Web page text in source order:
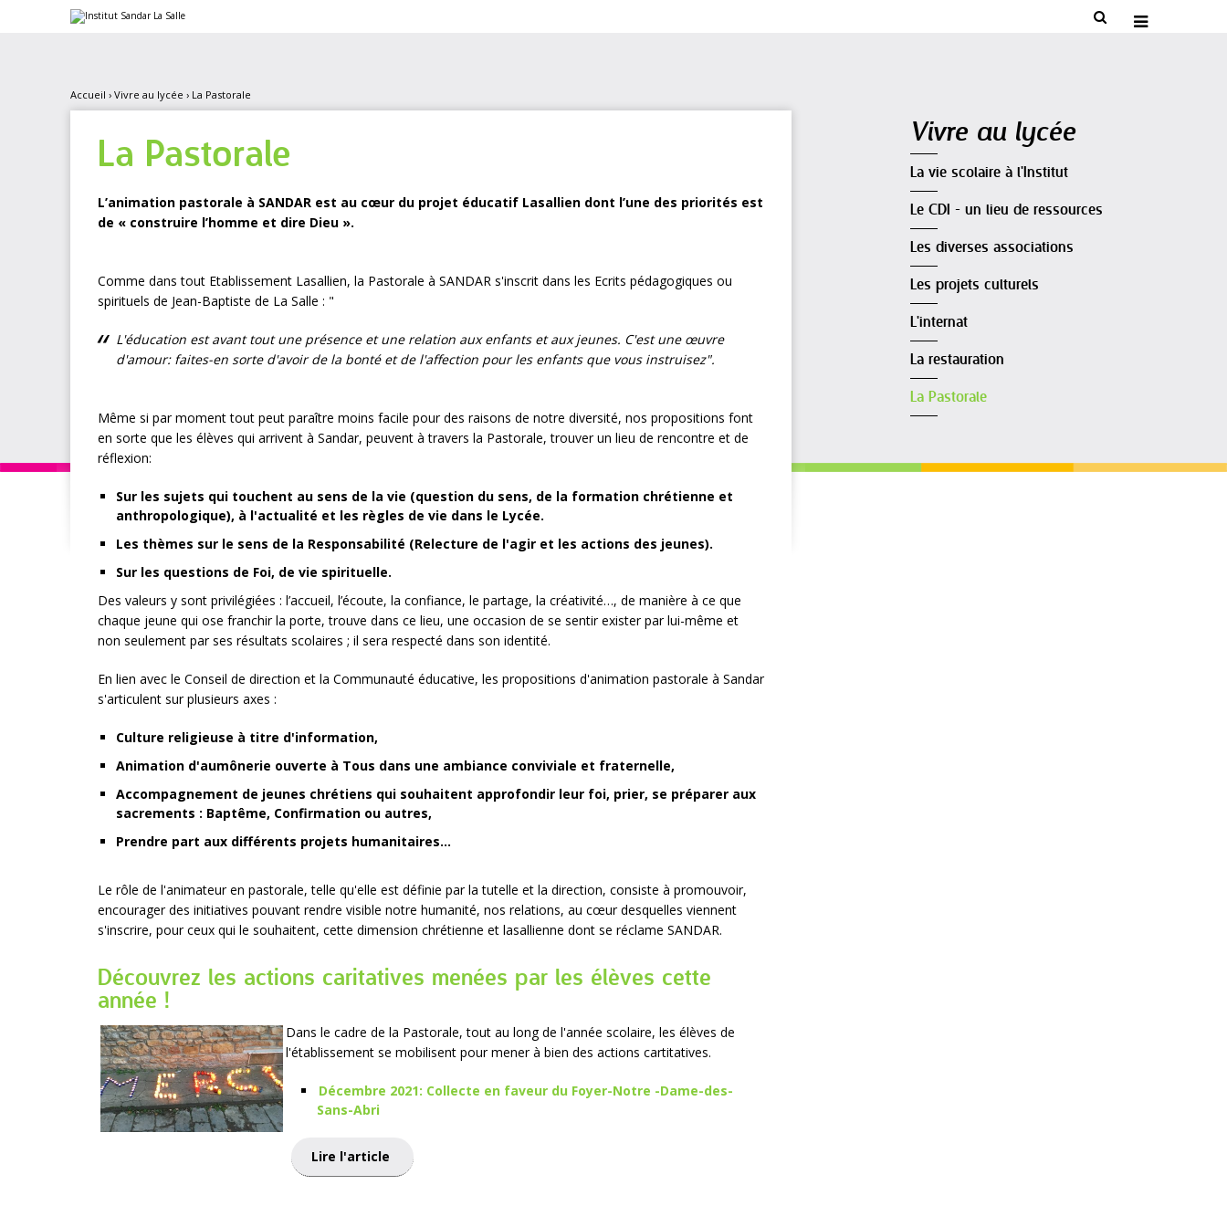
 
Accueil › Vivre au lycée › La Pastorale
La Pastorale
L’animation pastorale à SANDAR est au cœur du projet éducatif Lasallien dont l’une des priorités est
de « construire l’homme et dire Dieu ».
Comme dans tout Etablissement Lasallien, la Pastorale à SANDAR s'inscrit dans les Ecrits pédagogiques ou
spirituels de Jean-Baptiste de La Salle : "
L'éducation est avant tout une présence et une relation aux enfants et aux jeunes. C'est une œuvre
d'amour: faites-en sorte d'avoir de la bonté et de l'affection pour les enfants que vous instruisez".
Même si par moment tout peut paraître moins facile pour des raisons de notre diversité, nos propositions font
en sorte que les élèves qui arrivent à Sandar, peuvent à travers la Pastorale, trouver un lieu de rencontre et de
réflexion:
Sur les sujets qui touchent au sens de la vie (question du sens, de la formation chrétienne et
anthropologique), à l'actualité et les règles de vie dans le Lycée.
Les thèmes sur le sens de la Responsabilité (Relecture de l'agir et les actions des jeunes).
Sur les questions de Foi, de vie spirituelle.
Des valeurs y sont privilégiées : l’accueil, l’écoute, la confiance, le partage, la créativité…, de manière à ce que
chaque jeune qui ose franchir la porte, trouve dans ce lieu, une occasion de se sentir exister par lui-même et
non seulement par ses résultats scolaires ; il sera respecté dans son identité.
En lien avec le Conseil de direction et la Communauté éducative, les propositions d'animation pastorale à Sandar
s'articulent sur plusieurs axes :
Culture religieuse à titre d'information,
Animation d'aumônerie ouverte à Tous dans une ambiance conviviale et fraternelle,
Accompagnement de jeunes chrétiens qui souhaitent approfondir leur foi, prier, se préparer aux
sacrements : Baptême, Confirmation ou autres,
Prendre part aux différents projets humanitaires...
Le rôle de l'animateur en pastorale, telle qu'elle est définie par la tutelle et la direction, consiste à promouvoir,
encourager des initiatives pouvant rendre visible notre humanité, nos relations, au cœur desquelles viennent
s'inscrire, pour ceux qui le souhaitent, cette dimension chrétienne et lasallienne dont se réclame SANDAR.
Découvrez les actions caritatives menées par les élèves cette
année !
Dans le cadre de la Pastorale, tout au long de l'année scolaire, les élèves de
l'établissement se mobilisent pour mener à bien des actions cartitatives.
Décembre 2021: Collecte en faveur du Foyer-Notre -Dame-des-
Sans-Abri
Lire l'article
Vivre au lycée
La vie scolaire à l'Institut
Le CDI - un lieu de ressources
Les diverses associations
Les projets culturels
L'internat
La restauration
La Pastorale